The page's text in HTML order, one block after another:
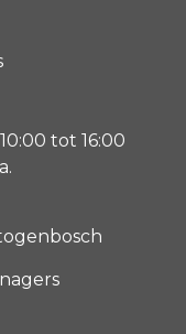
tot 16:00
.